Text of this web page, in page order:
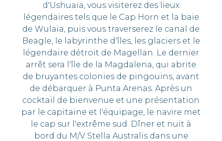
d'Ushuaïa, vous visiterez des lieux
légendaires tels que le Cap Horn et la baie
de Wulaia, puis vous traverserez le canal de
Beagle, le labyrinthe d'îles, les glaciers et le
légendaire détroit de Magellan. Le dernier
arrêt sera l'île de la Magdalena, qui abrite
de bruyantes colonies de pingouins, avant
de débarquer à Punta Arenas. Après un
cocktail de bienvenue et une présentation
par le capitaine et l'équipage, le navire met
le cap sur l'extrême sud. Dîner et nuit à
bord du M/V Stella Australis dans une